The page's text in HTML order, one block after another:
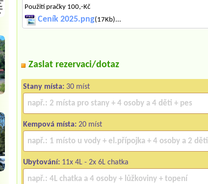
Použití pračky 100,-Kč
Ceník 2025.png(17Kb)...
Zaslat rezervaci/dotaz
Stany místa: 30 míst
Kempová místa: 20 míst
Ubytování: 11x 4L - 2x 6L chatka